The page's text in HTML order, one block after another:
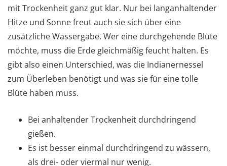
mit Trockenheit ganz gut klar. Nur bei langanhaltender
Hitze und Sonne freut auch sie sich über eine
zusätzliche Wassergabe. Wer eine durchgehende Blüte
möchte, muss die Erde gleichmäßig feucht halten. Es
gibt also einen Unterschied, was die Indianernessel
zum Überleben benötigt und was sie für eine tolle
Blüte haben muss.
Bei anhaltender Trockenheit durchdringend
gießen.
Es ist besser einmal durchdringend zu wässern,
als drei- oder viermal nur wenig.